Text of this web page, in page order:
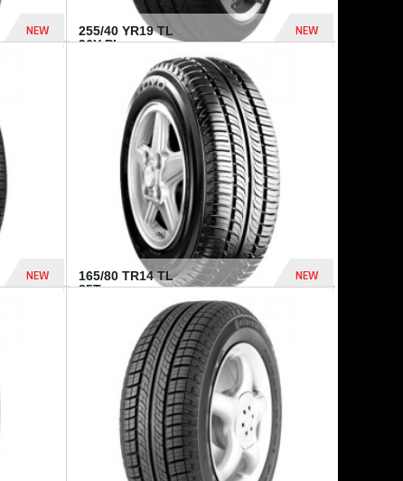
NEW
255/40 YR19 TL
96Y PI...
NEW
1 771 Dhs
NEW
165/80 TR14 TL
85T...
NEW
458 Dhs